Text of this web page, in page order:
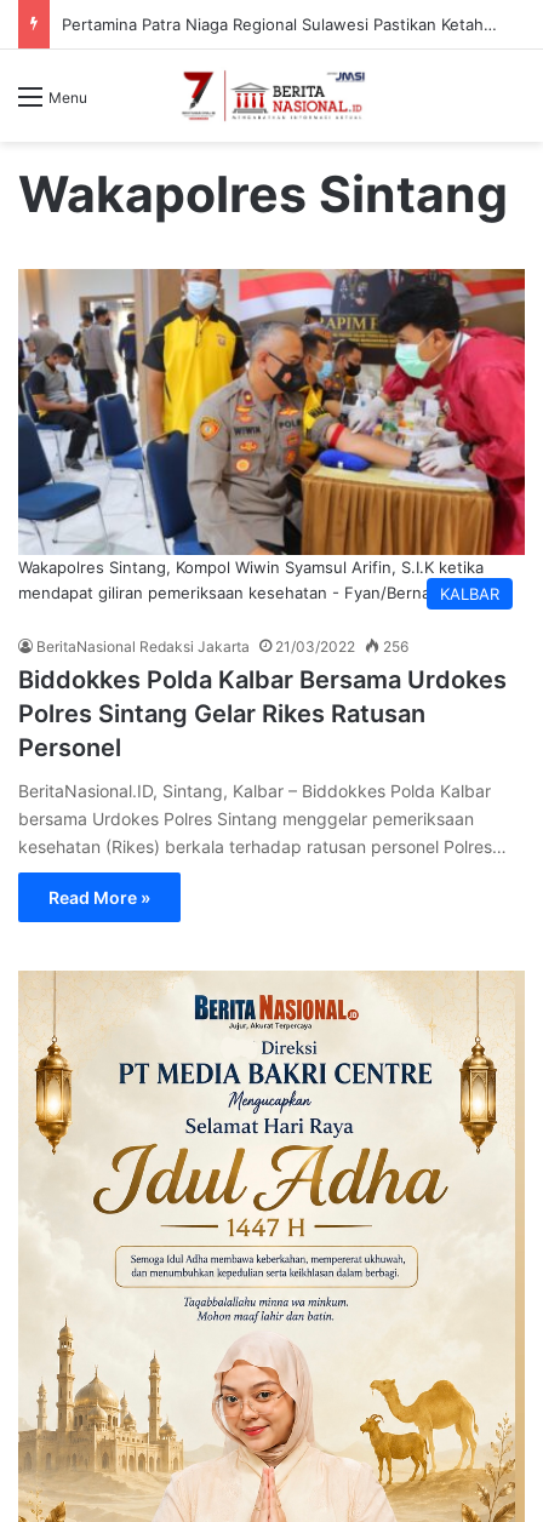
Pertamina Patra Niaga Regional Sulawesi Pastikan Ketahanan Stok BBM dan LPG 3 Kg di Bone
Menu
Wakapolres Sintang
KALBAR
Wakapolres Sintang, Kompol Wiwin Syamsul Arifin, S.I.K ketika
mendapat giliran pemeriksaan kesehatan - Fyan/Bernas
BeritaNasional Redaksi Jakarta 21/03/2022 256
Biddokkes Polda Kalbar Bersama Urdokes
Polres Sintang Gelar Rikes Ratusan
Personel
BeritaNasional.ID, Sintang, Kalbar – Biddokkes Polda Kalbar
bersama Urdokes Polres Sintang menggelar pemeriksaan
kesehatan (Rikes) berkala terhadap ratusan personel Polres…
Read More »